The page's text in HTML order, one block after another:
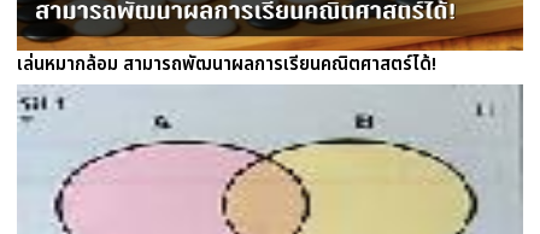
เล่นหมากล้อม สามารถพัฒนาผลการเรียนคณิตศาสตร์ได้!